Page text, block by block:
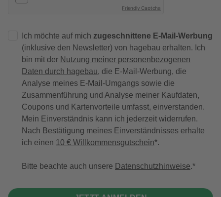
Friendly Captcha
Ich möchte auf mich zugeschnittene E-Mail-Werbung
(inklusive den Newsletter) von hagebau erhalten. Ich
bin mit der Nutzung meiner personenbezogenen
Daten durch hagebau, die E-Mail-Werbung, die
Analyse meines E-Mail-Umgangs sowie die
Zusammenführung und Analyse meiner Kaufdaten,
Coupons und Kartenvorteile umfasst, einverstanden.
Mein Einverständnis kann ich jederzeit widerrufen.
Nach Bestätigung meines Einverständnisses erhalte
ich einen 10 € Willkommensgutschein*.
Bitte beachte auch unsere Datenschutzhinweise.